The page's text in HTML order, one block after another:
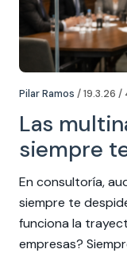
Pilar Ramos / 19.3.26
Las
siempre
En consultoría,
siempre te
funciona la
empresas?